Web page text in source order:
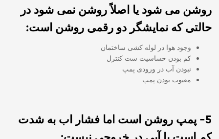
روشن می شود یا اصلاً روشن نمی شود در
حالتی که نمایشگر دو رقمی روشن است:
وجود هوا در لوله کشی ساختمان
کم بودن حساسیت ست کنترل
نبودن آب در ورودی پمپ
معیوب بودن پمپ
5- پمپ روشن است اما فشار اب به شدت